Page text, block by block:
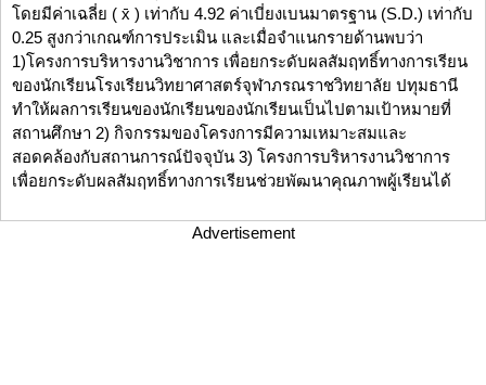
โดยมีค่าเฉลี่ย ( x̄ ) เท่ากับ 4.92 ค่าเบี่ยงเบนมาตรฐาน (S.D.) เท่ากับ
0.25 สูงกว่าเกณฑ์การประเมิน และเมื่อจำแนกรายด้านพบว่า
1)โครงการบริหารงานวิชาการ เพื่อยกระดับผลสัมฤทธิ์ทางการเรียน
ของนักเรียนโรงเรียนวิทยาศาสตร์จุฬาภรณราชวิทยาลัย ปทุมธานี
ทำให้ผลการเรียนของนักเรียนของนักเรียนเป็นไปตามเป้าหมายที่
สถานศึกษา 2) กิจกรรมของโครงการมีความเหมาะสมและ
สอดคล้องกับสถานการณ์ปัจจุบัน 3) โครงการบริหารงานวิชาการ
เพื่อยกระดับผลสัมฤทธิ์ทางการเรียนช่วยพัฒนาคุณภาพผู้เรียนได้
Advertisement